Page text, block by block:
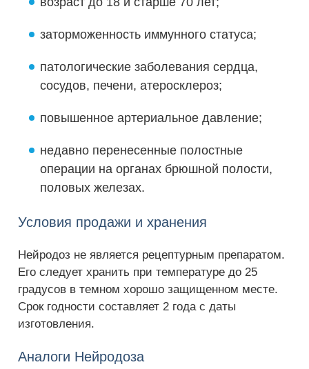
заторможенность иммунного статуса;
патологические заболевания сердца,
сосудов, печени, атеросклероз;
повышенное артериальное давление;
недавно перенесенные полостные
операции на органах брюшной полости,
половых железах.
Условия продажи и хранения
Нейродоз не является рецептурным препаратом.
Его следует хранить при температуре до 25
градусов в темном хорошо защищенном месте.
Срок годности составляет 2 года с даты
изготовления.
Аналоги Нейродоза